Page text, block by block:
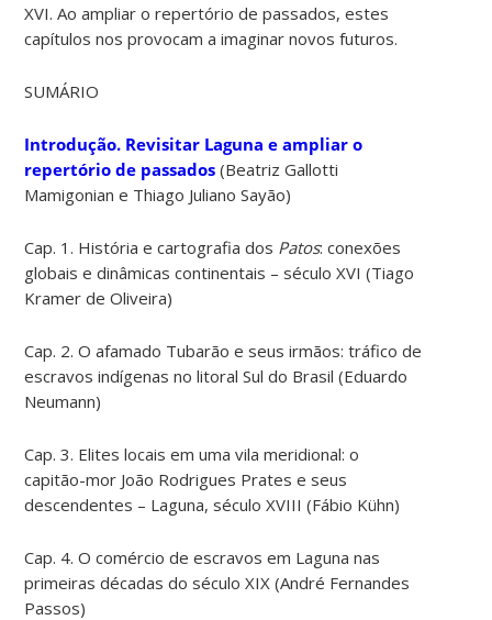
XVI. Ao ampliar o repertório de passados, estes
capítulos nos provocam a imaginar novos futuros.
SUMÁRIO
Introdução. Revisitar Laguna e ampliar o
repertório de passados (Beatriz Gallotti
Mamigonian e Thiago Juliano Sayão)
Cap. 1. História e cartografia dos Patos: conexões
globais e dinâmicas continentais – século XVI (Tiago
Kramer de Oliveira)
Cap. 2. O afamado Tubarão e seus irmãos: tráfico de
escravos indígenas no litoral Sul do Brasil (Eduardo
Neumann)
Cap. 3. Elites locais em uma vila meridional: o
capitão-mor João Rodrigues Prates e seus
descendentes – Laguna, século XVIII (Fábio Kühn)
Cap. 4. O comércio de escravos em Laguna nas
primeiras décadas do século XIX (André Fernandes
Passos)